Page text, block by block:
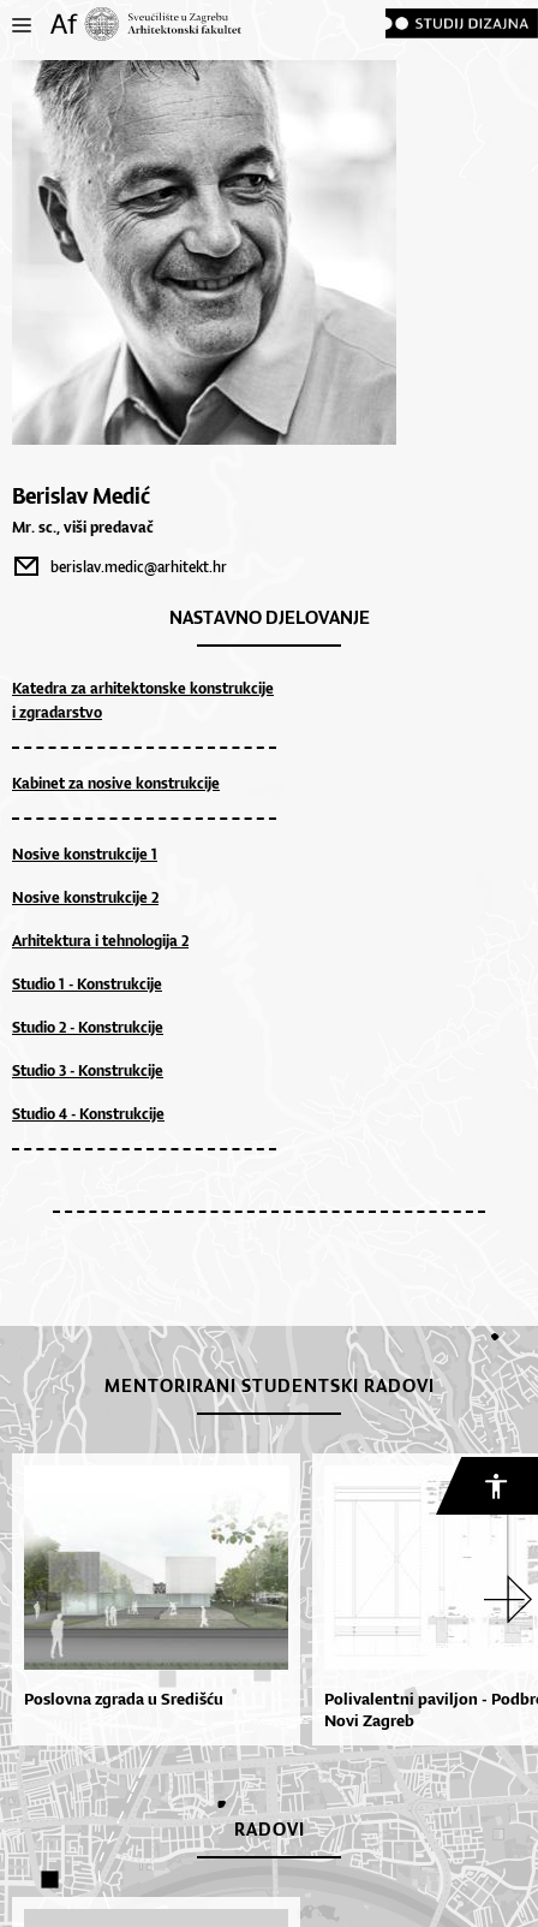
Berislav Medić
Mr. sc., viši predavač
berislav.medic@arhitekt.hr
NASTAVNO DJELOVANJE
Katedra za arhitektonske konstrukcije
i zgradarstvo
Kabinet za nosive konstrukcije
Nosive konstrukcije 1
Nosive konstrukcije 2
Arhitektura i tehnologija 2
Studio 1 - Konstrukcije
Studio 2 - Konstrukcije
Studio 3 - Konstrukcije
Studio 4 - Konstrukcije
MENTORIRANI STUDENTSKI RADOVI
Poslovna zgrada u Središću
Polivalentni paviljon -
Novi Zagreb
RADOVI